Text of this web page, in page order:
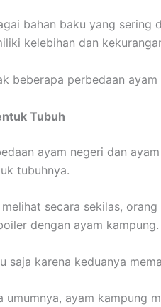
bahan baku yang sering
kelebihan dan
beberapa perbedaan
Tubuh
ayam negeri dan
tubuhnya.
secara sekilas,
dengan ayam kampung.
saja karena keduanya
umumnya, ayam kampung